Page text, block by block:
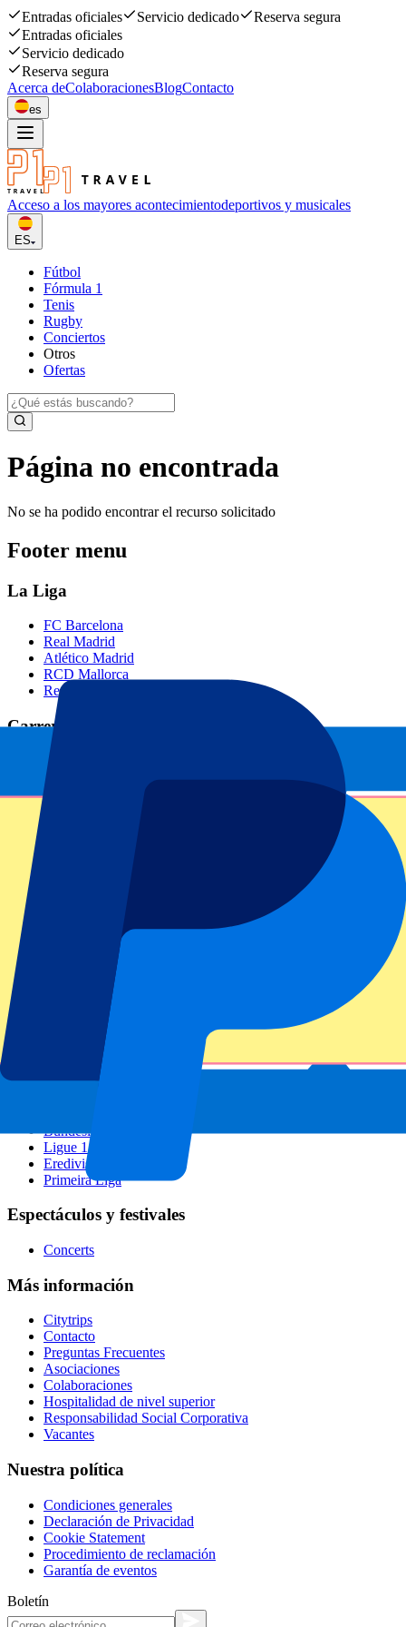
Entradas oficiales Servicio dedicado
Reserva segura
Entradas oficiales
Servicio dedicado
Reserva segura
Acerca deColaboracionesBlogContacto
es
Acceso a los mayores acontecimientodeportivos y musicales
ES
Fútbol
Fórmula 1
Tenis
Rugby
Conciertos
Otros
Ofertas
Página no encontrada
No se ha podido encontrar el recurso solicitado
Footer menu
La Liga
FC Barcelona
Real Madrid
Atlético Madrid
RCD Mallorca
Real Betis
Carreras de F1
Gran Premio de Barcelona
Gran Premio de Países Bajos
Gran Premio de Singapur
Gran Premio de Abu Dhabi
Gran Premio de Miami
Gran Premio de Brasil
Todo deporte
Ligas de fútbol
Champions League
Premier League
Bundesliga
Ligue 1
Eredivisie
Primeira Liga
Espectáculos y festivales
Concerts
Más información
Citytrips
Contacto
Preguntas Frecuentes
Asociaciones
Colaboraciones
Hospitalidad de nivel superior
Responsabilidad Social Corporativa
Vacantes
Nuestra política
Condiciones generales
Declaración de Privacidad
Cookie Statement
Procedimiento de reclamación
Garantía de eventos
Boletín